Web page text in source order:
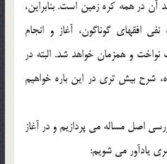
آن در همه كره زمين است. بنابراين،
افقهاي گوناگون، آغاز و انجام
و همزمان خواهد شد. البته در
شرح بيش تري در اين باره خواهيم
اصل مساله مي پردازيم و در آغاز
يادآور مي شويم: